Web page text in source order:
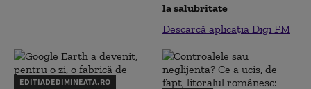
la salubritate
Descarcă aplicația Digi FM
EDITIADEDIMINEATA.RO